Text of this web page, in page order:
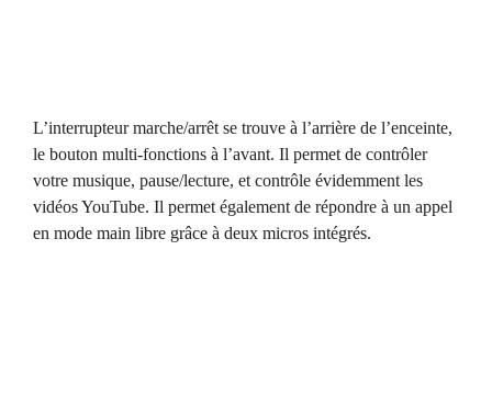
L’interrupteur marche/arrêt se trouve à l’arrière de l’enceinte,
le bouton multi-fonctions à l’avant. Il permet de contrôler
votre musique, pause/lecture, et contrôle évidemment les
vidéos YouTube. Il permet également de répondre à un appel
en mode main libre grâce à deux micros intégrés.